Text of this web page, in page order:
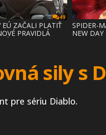
49
EÚ ZAČALI PLATIŤ
PRAVIDLÁ
SPIDER-
NEW DAY
sily s
pre sériu Diablo.